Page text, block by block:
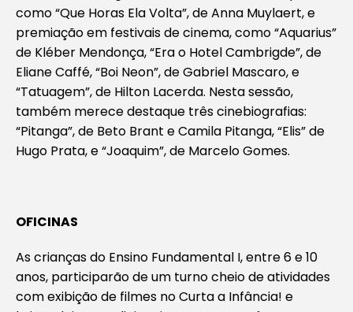
como “Que Horas Ela Volta”, de Anna Muylaert, e
premiação em festivais de cinema, como “Aquarius”
de Kléber Mendonça, “Era o Hotel Cambrigde”, de
Eliane Caffé, “Boi Neon”, de Gabriel Mascaro, e
“Tatuagem”, de Hilton Lacerda. Nesta sessão,
também merece destaque três cinebiografias:
“Pitanga”, de Beto Brant e Camila Pitanga, “Elis” de
Hugo Prata, e “Joaquim”, de Marcelo Gomes.
OFICINAS
As crianças do Ensino Fundamental I, entre 6 e 10
anos, participarão de um turno cheio de atividades
com exibição de filmes no Curta a Infância! e